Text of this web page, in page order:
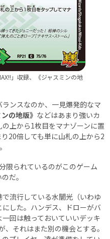
」収録、《ジャスミンの地
ンスなのか、一見爆発的なマ
の地版》 などはあまり強いカ
上から1枚目をマナゾーンに置
20倍しても単に山札の上から2
限られているのがこのゲーム
だ。
流行している水闇光（いわゆ
した。ハンデス、ドローがバ
回は触っておいていいデッキ
それはまた別の機会とする。